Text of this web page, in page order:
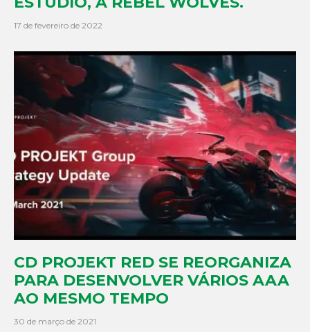
17 de fevereiro de 2022
CD PROJEKT RED SE REORGANIZA
PARA DESENVOLVER VÁRIOS AAA
AO MESMO TEMPO
30 de março de 2021